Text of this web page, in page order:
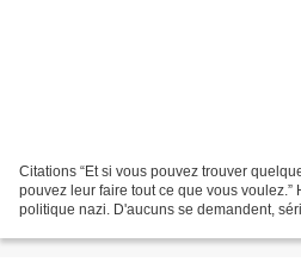
Citations “Et si vous pouvez trouver
pouvez leur faire tout ce que vous voulez.”
politique nazi. D'aucuns se demandent,